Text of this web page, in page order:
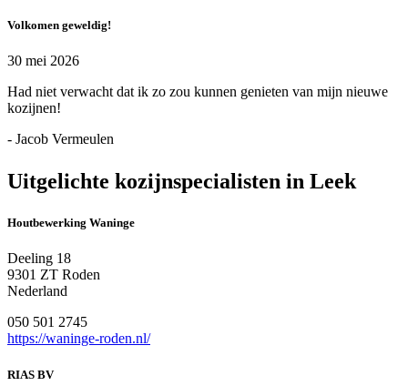
Volkomen geweldig!
30 mei 2026
Had niet verwacht dat ik zo zou kunnen genieten van mijn nieuwe
kozijnen!
- Jacob Vermeulen
Uitgelichte kozijnspecialisten in Leek
Houtbewerking Waninge
Deeling 18
9301 ZT Roden
Nederland
050 501 2745
https://waninge-roden.nl/
RIAS BV